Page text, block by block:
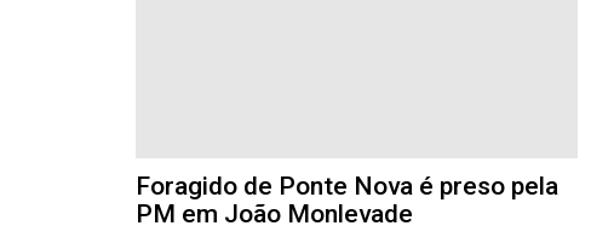
Foragido de Ponte Nova é preso pela
PM em João Monlevade